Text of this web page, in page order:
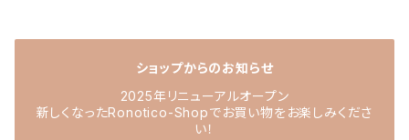
ショップからのお知らせ
2025年リニューアルオープン
新しくなったRonotico-Shopでお買い物をお楽しみくださ
い！